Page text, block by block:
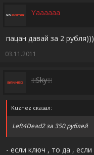
Yaaaaaa
пацан давай за 2
03.11.2011
:::Sky:::
Kuznez сказал:
Left4Dead2 за 350 рублей
- если ключ , то да ,